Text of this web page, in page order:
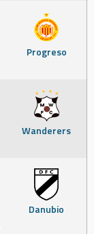
Progreso
Wanderers
Danubio